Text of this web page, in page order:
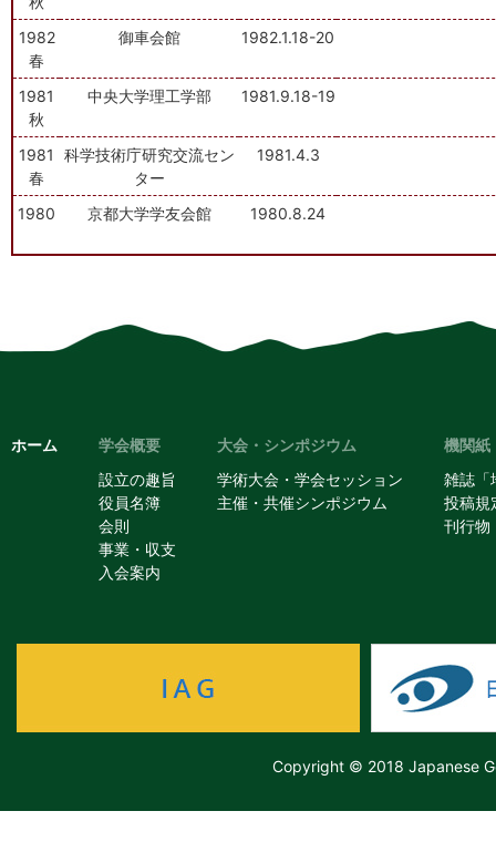
1982
春
御車会館 1982.1.18-20
1981
秋
中央大学理工学部 1981.9.18-19
1981
春
科学技術庁研究交流セン
ター
1981.4.3
1980 京都大学学友会館 1980.8.24
ホーム
学会概要
設立の趣旨
役員名簿
会則
事業・収支
入会案内
大会・シンポジウム
学術大会・学会セッション
主催・共催シンポジウム
機関紙
雑誌「
投稿規
刊行物
Copyright © 2018 Japanese